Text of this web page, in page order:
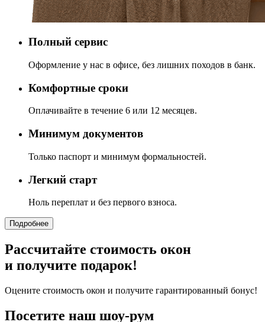
Полный сервис
Оформление у нас в офисе, без лишних походов в банк.
Комфортные сроки
Оплачивайте в течение 6 или 12 месяцев.
Минимум документов
Только паспорт и минимум формальностей.
Легкий старт
Ноль переплат и без первого взноса.
Подробнее
Рассчитайте стоимость окон
и получите подарок!
Оцените стоимость окон и получите гарантированный бонус!
Посетите наш шоу-рум